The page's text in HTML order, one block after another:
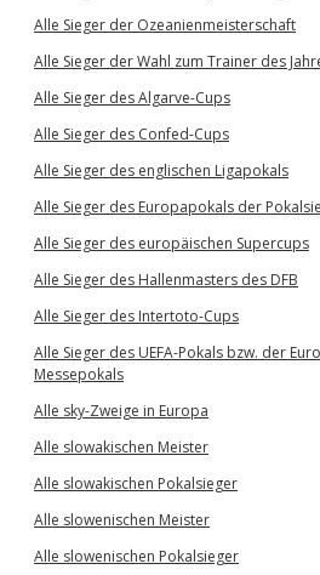
Alle Sieger der Ozeanienmeisterschaft
Alle Sieger der Wahl zum Trainer des
Alle Sieger des Algarve-Cups
Alle Sieger des Confed-Cups
Alle Sieger des englischen Ligapokals
Alle Sieger des Europapokals der
Alle Sieger des europäischen Supercups
Alle Sieger des Hallenmasters des DFB
Alle Sieger des Intertoto-Cups
Alle Sieger des UEFA-Pokals bzw. der
Messepokals
Alle sky-Zweige in Europa
Alle slowakischen Meister
Alle slowakischen Pokalsieger
Alle slowenischen Meister
Alle slowenischen Pokalsieger